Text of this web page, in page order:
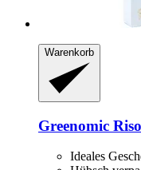
Warenkorb
Greenomic
Ideales